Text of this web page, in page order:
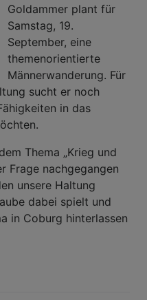
Goldammer plant für
Samstag, 19.
September, eine
themenorientierte
Männerwanderung. Für
sucht er noch
in das
Thema „Krieg und
Frage nachgegangen
unsere Haltung
dabei spielt und
in Coburg hinterlassen